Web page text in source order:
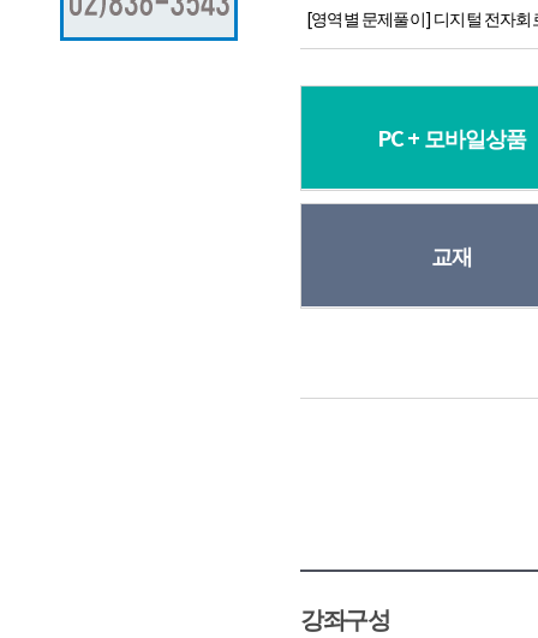
[영역별 문제풀이] 디지털 전자회
PC + 모바일상품
교재
강좌구성